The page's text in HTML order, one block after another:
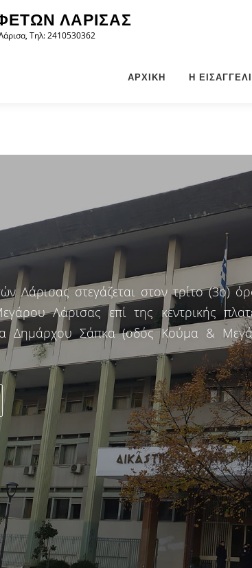
ΛΆΡΙΣΑΣ
Τηλ: 2410530362
ΑΡΧΙΚΉ Η
Λάρισας στεγάζεται στον τρίτο (3ο)
Λάρισας επί της κεντρικής
Δημάρχου Σάπκα (οδός Κούμα &